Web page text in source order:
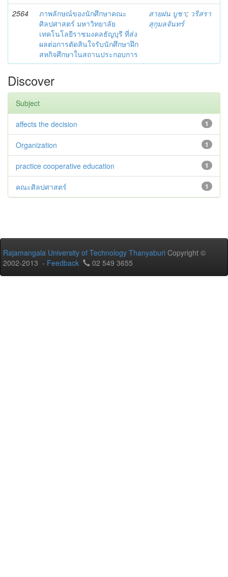
2564
ภาพลักษณ์ของนักศึกษาคณะ
ศิลปศาสตร์ มหาวิทยาลัย
เทคโนโลยีราชมงคลธัญบุรี ที่ส่ง
ผลต่อการตัดสินใจรับนักศึกษาฝึก
สหกิจศึกษาในสถานประกอบการ
สายฝน บูชา; วริสรา
สุกุมลจันทร์
Discover
Subject
1
affects the decision
1
Organization
1
practice cooperative education
1
คณะศิลปศาสตร์
Rajamangala University of Technology Thanyaburi Copyright ©
2002-2013 - Feedback 02 549 3655